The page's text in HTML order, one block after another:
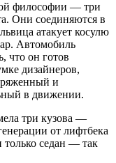
философии — три
Они соединяются в
атакует косулю
Автомобиль
что он готов
дизайнеров,
и
в движении.
три кузова —
от лифтбека
только седан — так